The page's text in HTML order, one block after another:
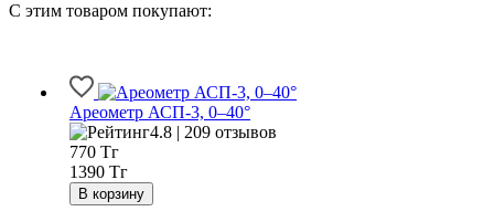
С этим товаром покупают:
Ареометр АСП-3, 0–40°
4.8 | 209 отзывов
770 Тг
1390 Тг